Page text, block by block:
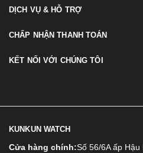
DỊCH VỤ & HỖ TRỢ
CHẤP NHẬN THANH TOÁN
KẾT NỐI VỚI CHÚNG TÔI
KUNKUN WATCH
Cửa hàng chính:Số 56/6A ấp